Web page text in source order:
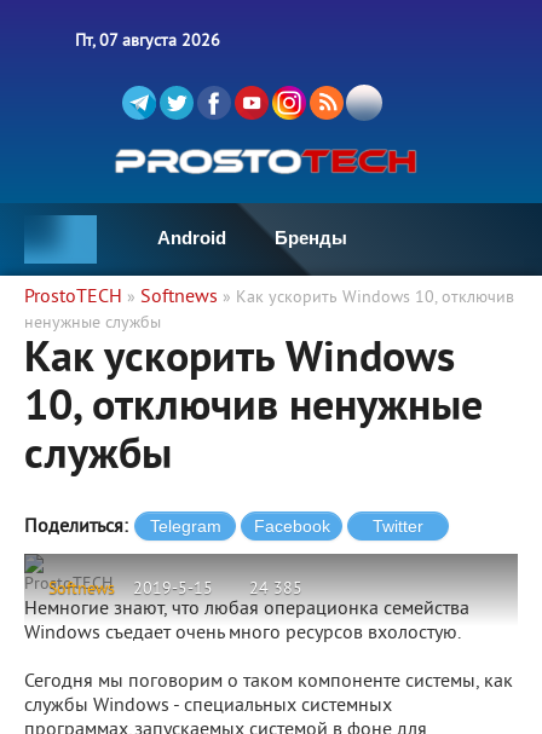
Пт, 07 августа 2026
Android Бренды
ProstoTECH » Softnews » Как ускорить Windows 10, отключив
ненужные службы
Как ускорить Windows
10, отключив ненужные
службы
Поделиться:
Softnews 2019-5-15 24 385
ProstoTECH
Немногие знают, что любая операционка семейства
Windows съедает очень много ресурсов вхолостую.
Сегодня мы поговорим о таком компоненте системы, как
службы Windows - специальных системных